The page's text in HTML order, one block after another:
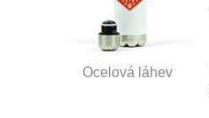
Ocelová láhev